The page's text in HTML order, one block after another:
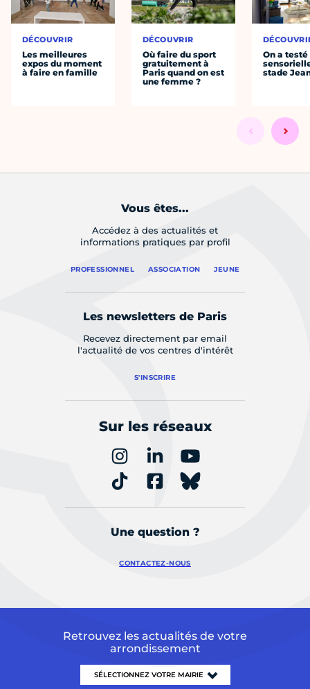
DÉCOUVRIR
Les meilleures
expos du moment
à faire en famille
DÉCOUVRIR
Où faire du sport
gratuitement à
Paris quand on est
une femme ?
On a
stade
Vous êtes...
Accédez à des actualités et
informations pratiques par profil
PROFESSIONNEL ASSOCIATION JEUNE
Les newsletters de Paris
Recevez directement par email
l'actualité de vos centres d'intérêt
S'INSCRIRE
Sur les réseaux
Une question ?
CONTACTEZ-NOUS
Retrouvez les actualités de votre
arrondissement